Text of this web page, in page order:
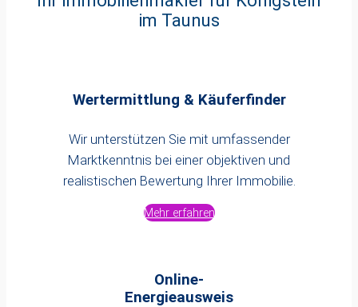
im Taunus
Wertermittlung & Käuferfinder
Wir unterstützen Sie mit umfassender
Marktkenntnis bei einer objektiven und
realistischen Bewertung Ihrer Immobilie.
Mehr erfahren
Online-
Energieausweis